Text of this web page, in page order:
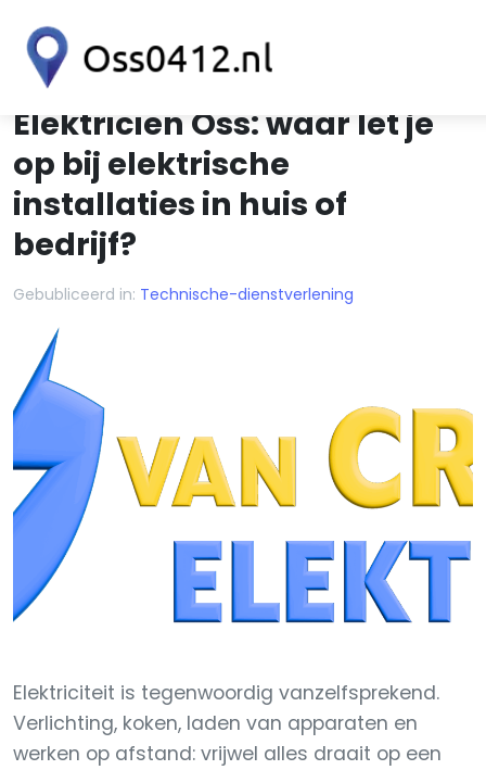
Elektricien Oss: waar let je
op bij elektrische
installaties in huis of
bedrijf?
Gebubliceerd in: Technische-dienstverlening
Elektriciteit is tegenwoordig vanzelfsprekend.
Verlichting, koken, laden van apparaten en
werken op afstand: vrijwel alles draait op een